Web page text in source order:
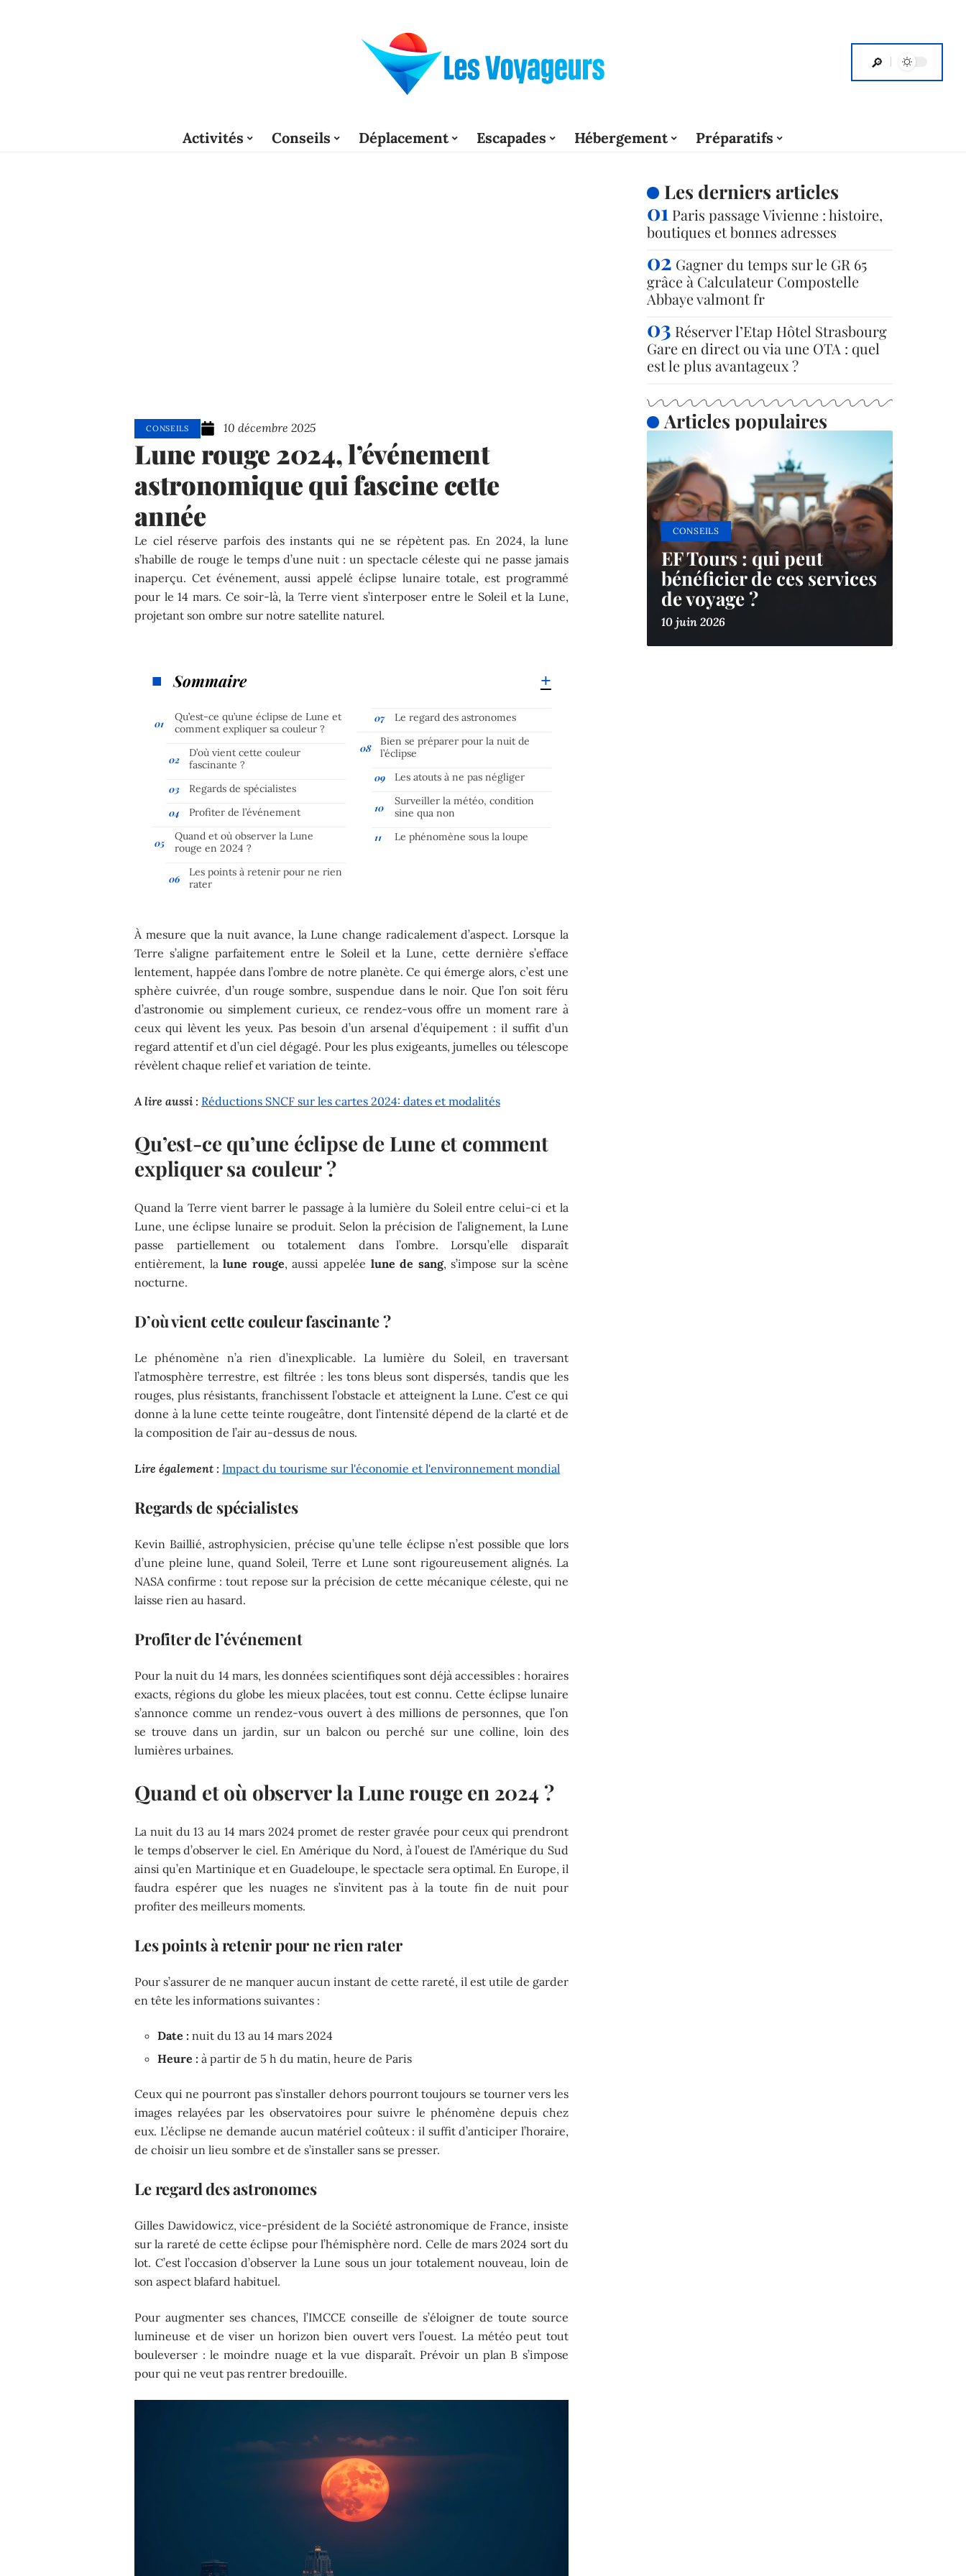
Activités Conseils Déplacement Escapades Hébergement Préparatifs
CONSEILS 10 décembre 2025
Lune rouge 2024, l’événement
astronomique qui fascine cette
année
Le ciel réserve parfois des instants qui ne se répètent pas. En 2024, la lune
s’habille de rouge le temps d’une nuit : un spectacle céleste qui ne passe jamais
inaperçu. Cet événement, aussi appelé éclipse lunaire totale, est programmé
pour le 14 mars. Ce soir-là, la Terre vient s’interposer entre le Soleil et la Lune,
projetant son ombre sur notre satellite naturel.
Sommaire
Qu’est-ce qu’une éclipse de Lune et
comment expliquer sa couleur ?
D’où vient cette couleur
fascinante ?
Regards de spécialistes
Profiter de l’événement
Quand et où observer la Lune
rouge en 2024 ?
Les points à retenir pour ne rien
rater
Le regard des astronomes
Bien se préparer pour la nuit de
l’éclipse
Les atouts à ne pas négliger
Surveiller la météo, condition
sine qua non
Le phénomène sous la loupe
À mesure que la nuit avance, la Lune change radicalement d’aspect. Lorsque la
Terre s’aligne parfaitement entre le Soleil et la Lune, cette dernière s’efface
lentement, happée dans l’ombre de notre planète. Ce qui émerge alors, c’est une
sphère cuivrée, d’un rouge sombre, suspendue dans le noir. Que l’on soit féru
d’astronomie ou simplement curieux, ce rendez-vous offre un moment rare à
ceux qui lèvent les yeux. Pas besoin d’un arsenal d’équipement : il suffit d’un
regard attentif et d’un ciel dégagé. Pour les plus exigeants, jumelles ou télescope
révèlent chaque relief et variation de teinte.
A lire aussi : Réductions SNCF sur les cartes 2024: dates et modalités
Qu’est-ce qu’une éclipse de Lune et comment
expliquer sa couleur ?
Quand la Terre vient barrer le passage à la lumière du Soleil entre celui-ci et la
Lune, une éclipse lunaire se produit. Selon la précision de l’alignement, la Lune
passe partiellement ou totalement dans l’ombre. Lorsqu’elle disparaît
entièrement, lalune rouge, aussi appelée lune de sang, s’impose sur la scène
nocturne.
D’où vient cette couleur fascinante ?
Le phénomène n’a rien d’inexplicable. La lumière du Soleil, en traversant
l’atmosphère terrestre, est filtrée : les tons bleus sont dispersés, tandis que les
rouges, plus résistants, franchissent l’obstacle et atteignent la Lune. C’est ce qui
donne à la lune cette teinte rougeâtre, dont l’intensité dépend de la clarté et de
la composition de l’air au-dessus de nous.
Lire également : Impact du tourisme sur l'économie et l'environnement mondial
Regards de spécialistes
Kevin Baillié, astrophysicien, précise qu’une telle éclipse n’est possible que lors
d’une pleine lune, quand Soleil, Terre et Lune sont rigoureusement alignés. La
NASA confirme : tout repose sur la précision de cette mécanique céleste, qui ne
laisse rien au hasard.
Profiter de l’événement
Pour la nuit du 14 mars, les données scientifiques sont déjà accessibles : horaires
exacts, régions du globe les mieux placées, tout est connu. Cette éclipse lunaire
s’annonce comme un rendez-vous ouvert à des millions de personnes, que l’on
se trouve dans un jardin, sur un balcon ou perché sur une colline, loin des
lumières urbaines.
Quand et où observer la Lune rouge en 2024 ?
La nuit du 13 au 14 mars 2024 promet de rester gravée pour ceux qui prendront
le temps d’observer le ciel. En Amérique du Nord, à l’ouest de l’Amérique du Sud
ainsi qu’en Martinique et en Guadeloupe, le spectacle sera optimal. En Europe, il
faudra espérer que les nuages ne s’invitent pas à la toute fin de nuit pour
profiter des meilleurs moments.
Les points à retenir pour ne rien rater
Pour s’assurer de ne manquer aucun instant de cette rareté, il est utile de garder
en tête les informations suivantes :
Date : nuit du 13 au 14 mars 2024
Heure : à partir de 5 h du matin, heure de Paris
Ceux qui ne pourront pas s’installer dehors pourront toujours se tourner vers les
images relayées par les observatoires pour suivre le phénomène depuis chez
eux. L’éclipse ne demande aucun matériel coûteux : il suffit d’anticiper l’horaire,
de choisir un lieu sombre et de s’installer sans se presser.
Le regard des astronomes
Gilles Dawidowicz, vice-président de la Société astronomique de France, insiste
sur la rareté de cette éclipse pour l’hémisphère nord. Celle de mars 2024 sort du
lot. C’est l’occasion d’observer la Lune sous un jour totalement nouveau, loin de
son aspect blafard habituel.
Pour augmenter ses chances, l’IMCCE conseille de s’éloigner de toute source
lumineuse et de viser un horizon bien ouvert vers l’ouest. La météo peut tout
bouleverser : le moindre nuage et la vue disparaît. Prévoir un plan B s’impose
pour qui ne veut pas rentrer bredouille.
Les derniers articles
Paris passage Vivienne : histoire,
boutiques et bonnes adresses
Gagner du temps sur le GR 65
grâce à Calculateur Compostelle
Abbaye valmont fr
Réserver l’Etap Hôtel Strasbourg
Gare en direct ou via une OTA : quel
est le plus avantageux ?
Articles populaires
CONSEILS
EF Tours : qui peut
bénéficier de ces services
de voyage ?
10 juin 2026